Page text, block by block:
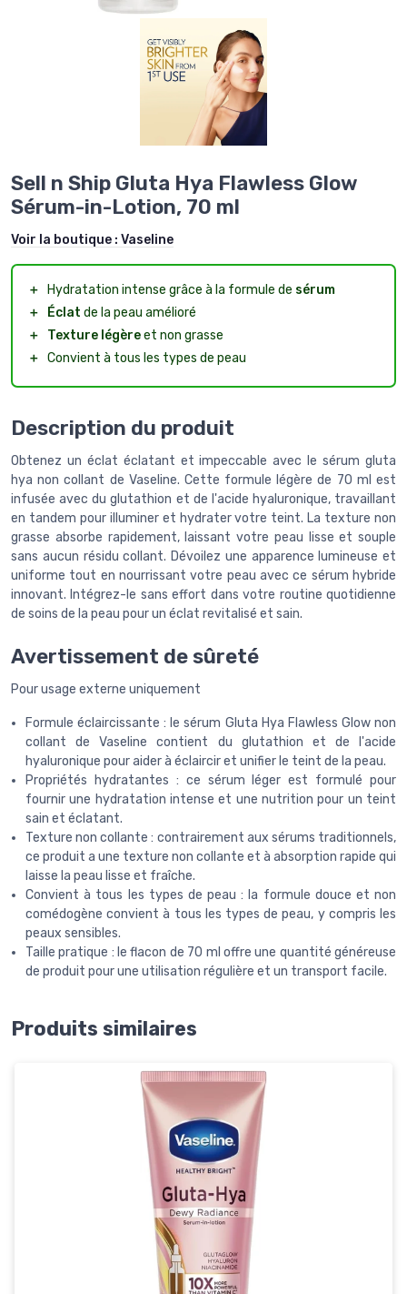
Sell n Ship Gluta Hya Flawless Glow
Sérum-in-Lotion, 70 ml
Voir la boutique : Vaseline
＋ Hydratation intense grâce à la formule de sérum
＋
Éclat de la peau amélioré
＋
Texture légèreet non grasse
＋ Convient à tous les types de peau
Description du produit
Obtenez un éclat éclatant et impeccable avec le sérum gluta
hya non collant de Vaseline. Cette formule légère de 70 ml est
infusée avec du glutathion et de l'acide hyaluronique, travaillant
en tandem pour illuminer et hydrater votre teint. La texture non
grasse absorbe rapidement, laissant votre peau lisse et souple
sans aucun résidu collant. Dévoilez une apparence lumineuse et
uniforme tout en nourrissant votre peau avec ce sérum hybride
innovant. Intégrez-le sans effort dans votre routine quotidienne
de soins de la peau pour un éclat revitalisé et sain.
Avertissement de sûreté
Pour usage externe uniquement
Formule éclaircissante : le sérum Gluta Hya Flawless Glow non
collant de Vaseline contient du glutathion et de l'acide
hyaluronique pour aider à éclaircir et unifier le teint de la peau.
Propriétés hydratantes : ce sérum léger est formulé pour
fournir une hydratation intense et une nutrition pour un teint
sain et éclatant.
Texture non collante : contrairement aux sérums traditionnels,
ce produit a une texture non collante et à absorption rapide qui
laisse la peau lisse et fraîche.
Convient à tous les types de peau : la formule douce et non
comédogène convient à tous les types de peau, y compris les
peaux sensibles.
Taille pratique : le flacon de 70 ml offre une quantité généreuse
de produit pour une utilisation régulière et un transport facile.
Produits similaires